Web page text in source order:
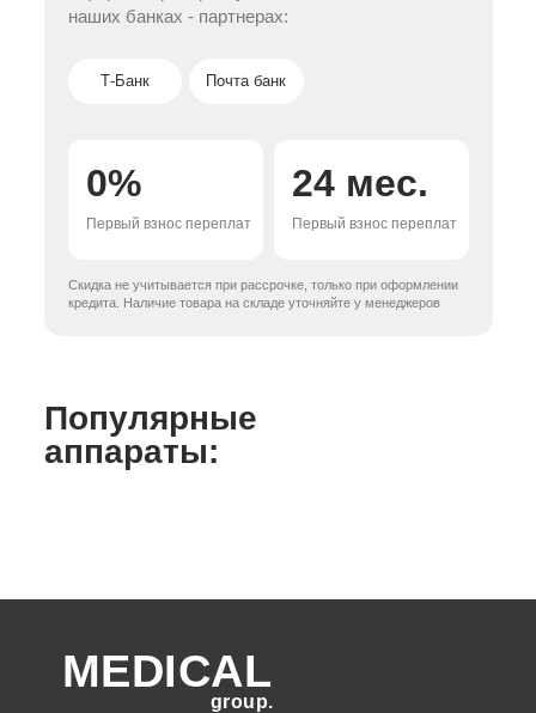
Скидка не учитывается при рассрочке, только при оформлении
кредита. Наличие товара на складе уточняйте у менеджеров
наших банках - партнерах:
Почта банк
Т-Банк
24 мес.
0%
Первый взнос переплат
Первый взнос переплат
Популярные
аппараты:
MEDICAL
group.